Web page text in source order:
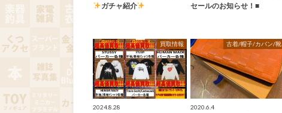
ガチャ紹介
セールのお知らせ！■
買取情報
2024.8.28
古着/帽子/カバン/靴
2020.6.4